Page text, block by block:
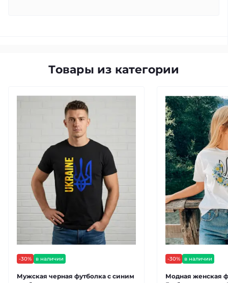
Товары из категории
-30% в наличии
Мужская черная футболка с синим
-30% в наличии
Модная женская